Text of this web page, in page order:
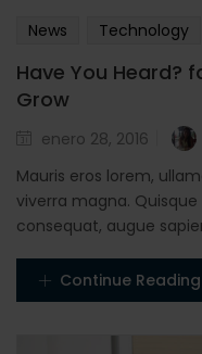
News Technology
Have You Heard?
Grow
Posted
enero 28, 2016
Mauris eros lorem,
viverra magna.
consequat, augue
Continue Reading